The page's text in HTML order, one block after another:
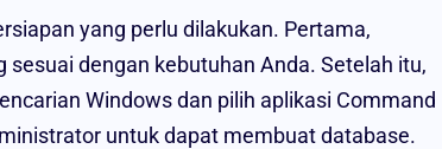
yang perlu dilakukan. Pertama,
dengan kebutuhan Anda. Setelah itu,
Windows dan pilih aplikasi Command
untuk dapat membuat database.